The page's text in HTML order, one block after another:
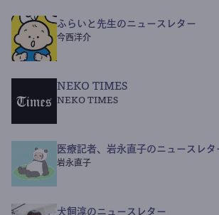
ふらいと先生のニュースレター
今西洋介
NEKO TIMES
NEKO TIMES
医療記者、岩永直子のニュースレタ
岩永直子
犬飼淳のニュースレター